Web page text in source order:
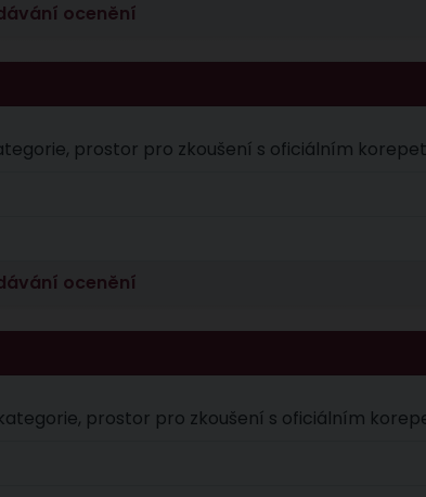
ocenění
prostor pro zkoušení s oficiálním
ocenění
prostor pro zkoušení s oficiálním